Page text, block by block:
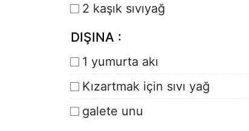
2 kaşık sıvıyağ
DIŞINA :
1 yumurta akı
Kızartmak için sıvı yağ
galete unu